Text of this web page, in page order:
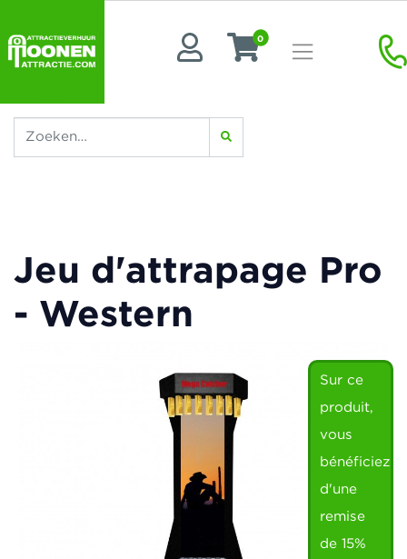
0
Jeu d'attrapage Pro
- Western
Sur ce
produit,
vous
bénéficiez
d'une
remise
de 15%